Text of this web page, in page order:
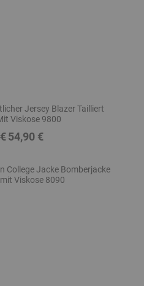
Jersey Blazer Tailliert
Viskose 9800
Preis
54,90 €